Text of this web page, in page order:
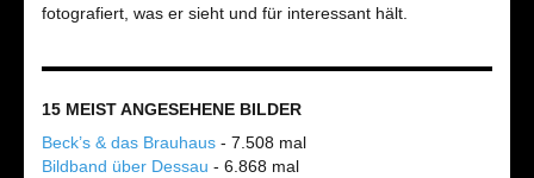
fotografiert, was er sieht und für interessant hält.
15 MEIST ANGESEHENE BILDER
Beck’s & das Brauhaus - 7.508 mal
Bildband über Dessau - 6.868 mal